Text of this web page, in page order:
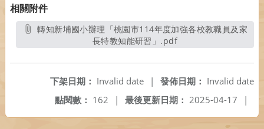
相關附件
轉知新埔國小辦理「桃園市114年度加強各校教職員及家
長特教知能研習」.pdf另開新視窗
發佈日期： Invalid date
下架日期： Invalid date
|
最後更新日期： 2025-04-17 |
點閱數： 162 |